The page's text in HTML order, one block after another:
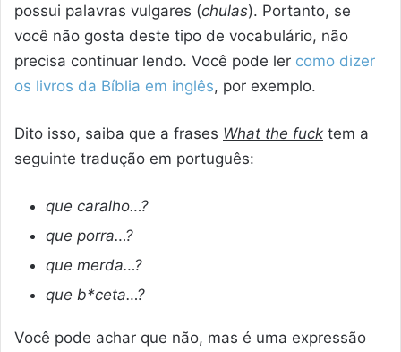
possui palavras vulgares (chulas). Portanto, se
você não gosta deste tipo de vocabulário, não
precisa continuar lendo. Você pode ler como dizer
os livros da Bíblia em inglês, por exemplo.
Dito isso, saiba que a frases What the fuck tem a
seguinte tradução em português:
que caralho…?
que porra…?
que merda…?
que b*ceta…?
Você pode achar que não, mas é uma expressão